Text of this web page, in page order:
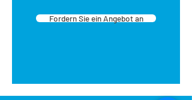
Fordern Sie ein Angebot an